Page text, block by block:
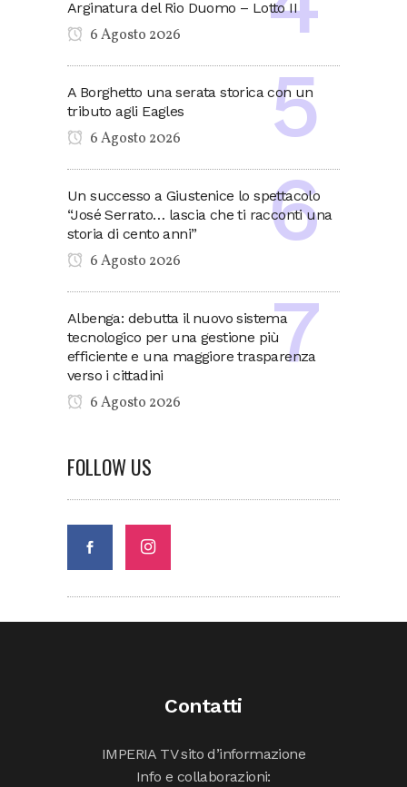
Arginatura del Rio Duomo – Lotto II
6 Agosto 2026
A Borghetto una serata storica con un
tributo agli Eagles
6 Agosto 2026
Un successo a Giustenice lo spettacolo
“José Serrato… lascia che ti racconti una
storia di cento anni”
6 Agosto 2026
Albenga: debutta il nuovo sistema
tecnologico per una gestione più
efficiente e una maggiore trasparenza
verso i cittadini
6 Agosto 2026
FOLLOW US
Contatti
IMPERIA TV sito d’informazione
Info e collaborazioni: